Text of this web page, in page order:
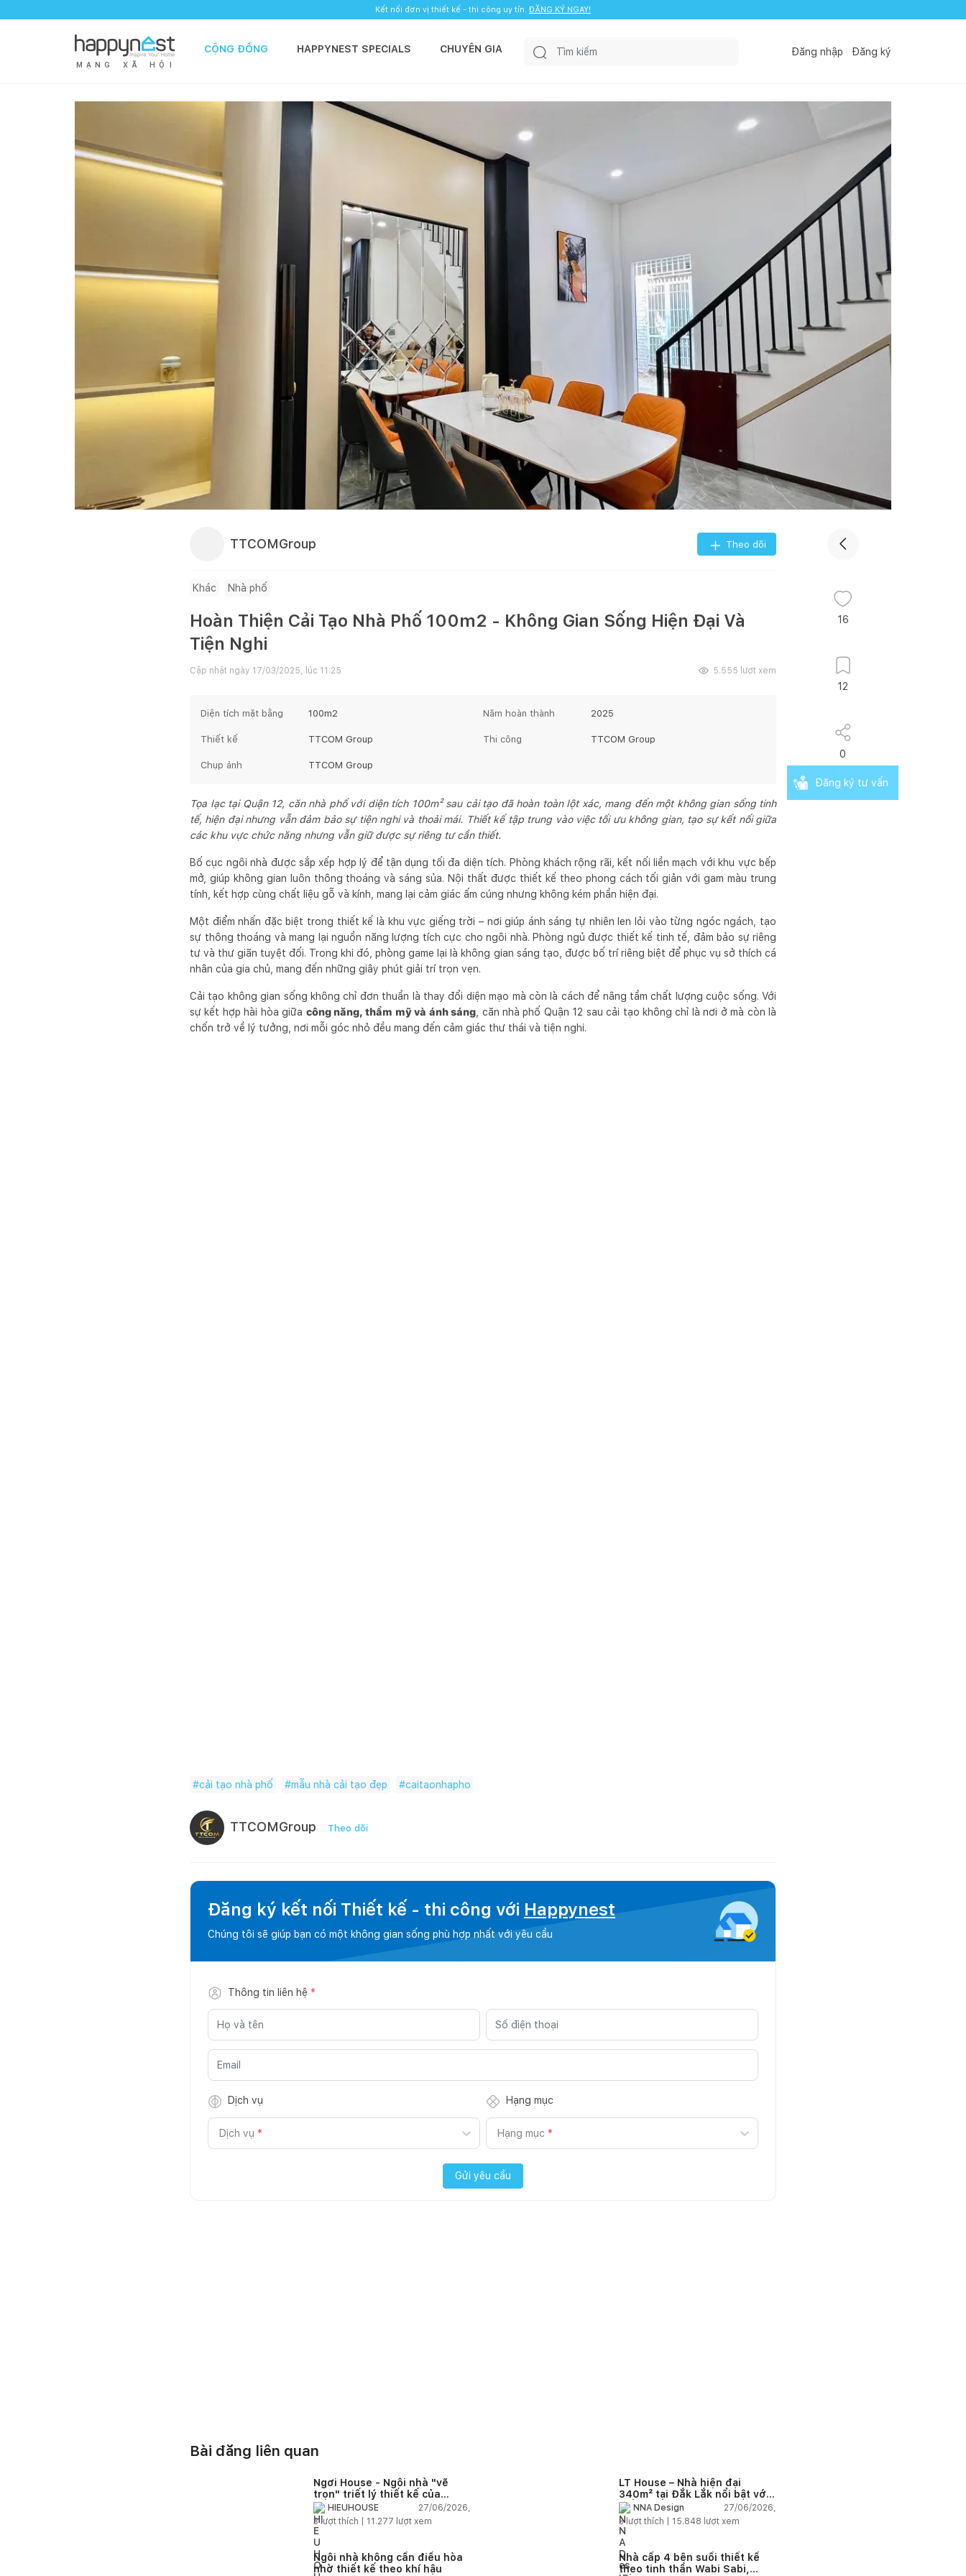
Kết nối đơn vị thiết kế - thi công uy tín. ĐĂNG KÝ NGAY!
M Ạ N G X Ã H Ộ I
CỘNG ĐỒNG HAPPYNEST SPECIALS CHUYÊN GIA Đăng nhập Đăng ký
TTCOMGroup Theo dõi
Khác Nhà phố
Hoàn Thiện Cải Tạo Nhà Phố 100m2 - Không Gian Sống Hiện Đại Và
Tiện Nghi
Cập nhật ngày 17/03/2025, lúc 11:25 5.555 lượt xem
Diện tích mặt bằng 100m2 Năm hoàn thành 2025
Thiết kế TTCOM Group Thi công TTCOM Group
Chụp ảnh TTCOM Group
Tọa lạc tại Quận 12, căn nhà phố với diện tích 100m² sau cải tạo đã hoàn toàn lột xác, mang đến một không gian sống tinh
tế, hiện đại nhưng vẫn đảm bảo sự tiện nghi và thoải mái. Thiết kế tập trung vào việc tối ưu không gian, tạo sự kết nối giữa
các khu vực chức năng nhưng vẫn giữ được sự riêng tư cần thiết.
Bố cục ngôi nhà được sắp xếp hợp lý để tận dụng tối đa diện tích. Phòng khách rộng rãi, kết nối liền mạch với khu vực bếp
mở, giúp không gian luôn thông thoáng và sáng sủa. Nội thất được thiết kế theo phong cách tối giản với gam màu trung
tính, kết hợp cùng chất liệu gỗ và kính, mang lại cảm giác ấm cúng nhưng không kém phần hiện đại.
Một điểm nhấn đặc biệt trong thiết kế là khu vực giếng trời – nơi giúp ánh sáng tự nhiên len lỏi vào từng ngóc ngách, tạo
sự thông thoáng và mang lại nguồn năng lượng tích cực cho ngôi nhà. Phòng ngủ được thiết kế tinh tế, đảm bảo sự riêng
tư và thư giãn tuyệt đối. Trong khi đó, phòng game lại là không gian sáng tạo, được bố trí riêng biệt để phục vụ sở thích cá
nhân của gia chủ, mang đến những giây phút giải trí trọn vẹn.
Cải tạo không gian sống không chỉ đơn thuần là thay đổi diện mạo mà còn là cách để nâng tầm chất lượng cuộc sống. Với
sự kết hợp hài hòa giữa công năng, thẩm mỹ và ánh sáng , căn nhà phố Quận 12 sau cải tạo không chỉ là nơi ở mà còn là
chốn trở về lý tưởng, nơi mỗi góc nhỏ đều mang đến cảm giác thư thái và tiện nghi.
#cải tạo nhà phố #mẫu nhà cải tạo đẹp #caitaonhapho
TTCOMGroup Theo dõi
Đăng ký kết nối Thiết kế - thi công với Happynest
Chúng tôi sẽ giúp bạn có một không gian sống phù hợp nhất với yêu cầu
Thông tin liên hệ *
Dịch vụ
Dịch vụ *
Hạng mục
Hạng mục *
Gửi yêu cầu
Bài đăng liên quan
Ngơi House - Ngôi nhà "vẽ
trọn" triết lý thiết kế của
HIEUHOUSE
HIEUHOUSE
27/06/2026,
3lượt thích | 11.277 lượt xem
LT House – Nhà hiện đại
340m² tại Đắk Lắk nổi bật với
kiến trúc mở và hệ sân vườn
kết nối thiên nhiên
NNA Design
27/06/2026,
3lượt thích | 15.848 lượt xem
Ngôi nhà không cần điều hòa
nhờ thiết kế theo khí hậu
Nhà cấp 4 bên suối thiết kế
theo tinh thần Wabi Sabi,
16
12
0
Đăng ký tư vấn